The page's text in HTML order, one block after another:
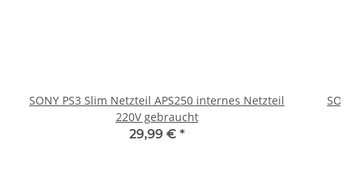
SONY PS3 Slim Netzteil APS250 internes Netzteil
220V gebraucht
29,99 € *